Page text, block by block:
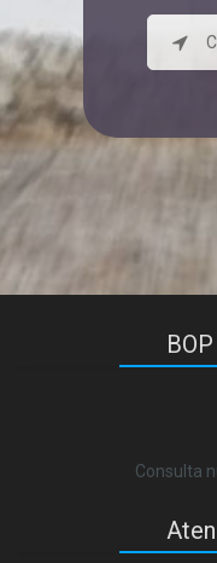
Consulta